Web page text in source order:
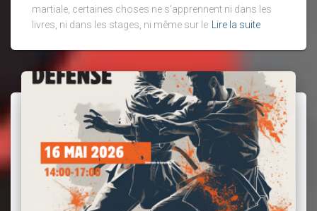
martiale, certaines choses ne s’apprennent ni dans les
livres, ni dans les stages, ni même sur le Lire la suite